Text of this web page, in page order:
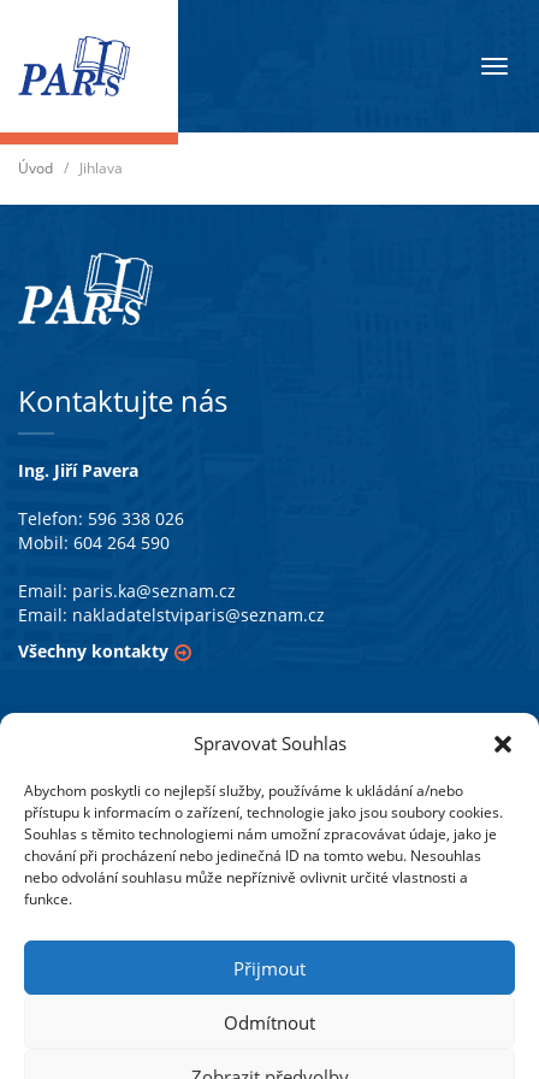
Spravovat Souhlas
Abychom poskytli co nejlepší služby, používáme k ukládání a/nebo
přístupu k informacím o zařízení, technologie jako jsou soubory cookies.
Souhlas s těmito technologiemi nám umožní zpracovávat údaje, jako je
chování při procházení nebo jedinečná ID na tomto webu. Nesouhlas
nebo odvolání souhlasu může nepříznivě ovlivnit určité vlastnosti a
funkce.
Přijmout
Odmítnout
Úvod / Jihlava
Kontaktujte nás
Ing. Jiří Pavera
Telefon: 596 338 026
Mobil: 604 264 590
Email: paris.ka@seznam.cz
Email: nakladatelstviparis@seznam.cz
Všechny kontakty
PARIS vzdělávací agentura s.r.o.
Působíme v oblasti vzdělávacích aktivit již od roku 1990.
Pořádáme odborné semináře a připravujeme studijní
programy zejména v Moravskoslezském kraji a také ve většině
krajských měst České republiky.
školství. Soustředíme se na legislativní změny,
pracovněprávní, ekonomickou a účetní problematiku škol
a školských zařízení.